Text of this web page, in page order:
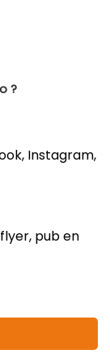
?
Instagram,
pub en